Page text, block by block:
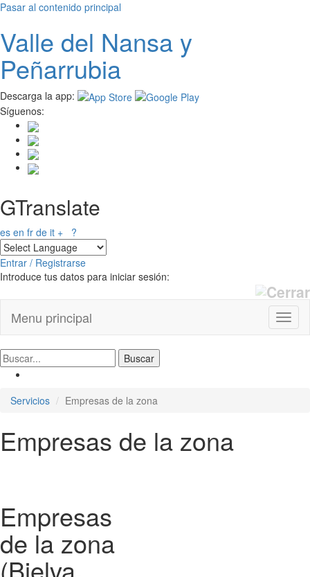
Pasar al contenido principal
Valle del Nansay
Peñarrubia
Descarga la app:
Síguenos:
GTranslate
es en fr de it + ?
Entrar / Registrarse
Introduce tus datos para iniciar sesión:
Menu principal
Servicios Empresas de la zona
Empresas de la zona
Empresas
de la zona